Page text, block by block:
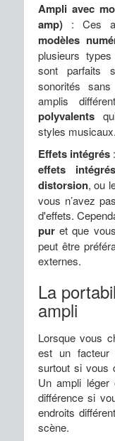
Ampli avec
amp): Ces
modèles
plusieurs
sont parfaits
sonorités
amplis
polyvalentsqui
styles musicaux.
Effets intégrés
effets intégrés
distorsion, ou
vous n’avez
d'effets.
puret que
peut être
externes.
La
ampli
Lorsque vous
est un facteur
surtout si vous
Un ampli léger
différence si
endroits
scène.